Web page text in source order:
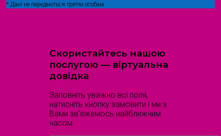
* Дані не передаються третім особам
Скористайтесь нашою
послугою — віртуальна
довідка
Заповніть уважно всі поля,
натисніть кнопку замовити і ми з
Вами зв'яжемось найближчим
часом.